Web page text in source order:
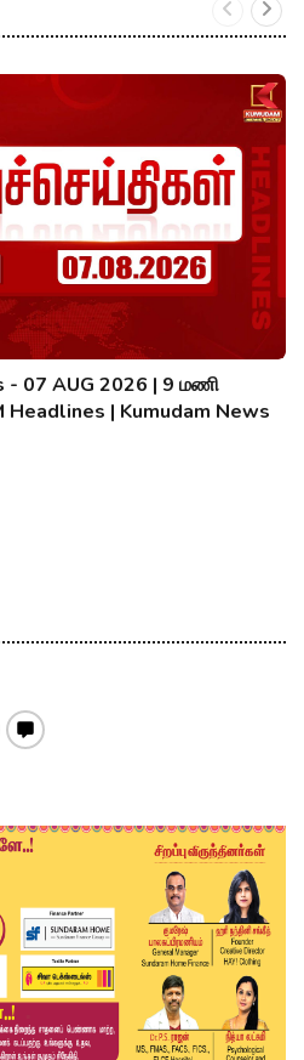
- 07 AUG 2026 | 9 மணி
Headlines | Kumudam News